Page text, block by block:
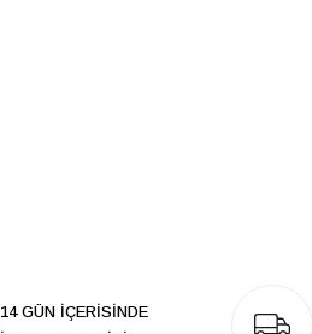
14 GÜN İÇERİSİNDE